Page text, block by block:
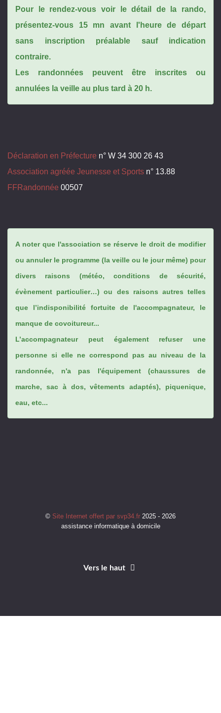
Pour le rendez-vous voir le détail de la rando,
présentez-vous 15 mn avant l'heure de départ
sans inscription préalable sauf indication
contraire.
Les randonnées peuvent être inscrites ou
annulées la veille au plus tard à 20 h.
Déclaration en Préfecture n° W 34 300 26 43
Association agréée Jeunesse et Sports n° 13.88
FFRandonnée 00507
A noter que l'association se réserve le droit de modifier
ou annuler le programme (la veille ou le jour même) pour
divers raisons (météo, conditions de sécurité,
évènement particulier…) ou des raisons autres telles
que l’indisponibilité fortuite de l'accompagnateur, le
manque de covoitureur...
L’accompagnateur peut également refuser une
personne si elle ne correspond pas au niveau de la
randonnée, n'a pas l'équipement (chaussures de
marche, sac à dos, vêtements adaptés), piquenique,
eau, etc...
© Site Internet offert par svp34.fr 2025 - 2026
assistance informatique à domicile
Vers le haut